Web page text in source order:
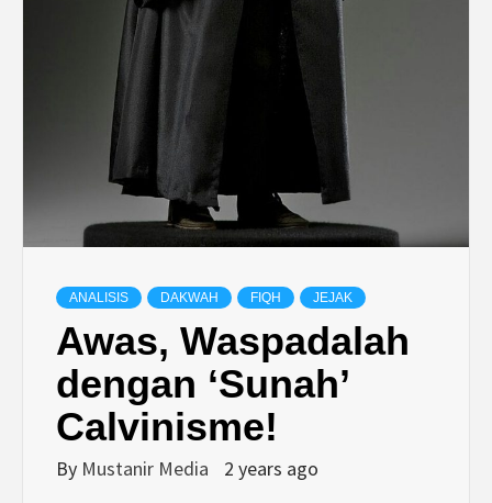
ANALISIS DAKWAH FIQH JEJAK
Awas, Waspadalah
dengan ‘Sunah’
Calvinisme!
By Mustanir Media 2 years ago